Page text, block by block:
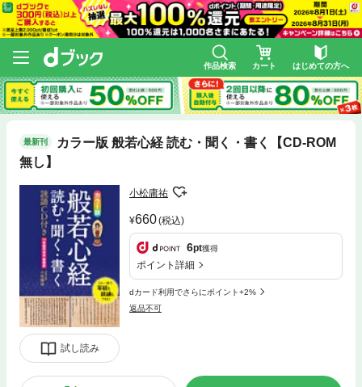
作品検索 カート はじめての方へ
最新刊
カラー版 般若心経 読む・聞く・書く【CD-ROM
無し】
試し読み
小松庸祐
660(税込)
6pt獲得
ポイント詳細
dカード利用でさらにポイント+2%
返品不可